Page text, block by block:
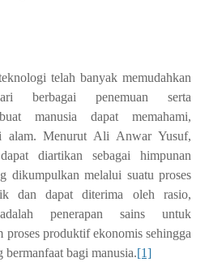
telah banyak memudahkan
berbagai penemuan serta
manusia dapat memahami,
alam. Menurut Ali Anwar Yusuf,
diartikan sebagai himpunan
dikumpulkan melalui suatu proses
dan dapat diterima oleh rasio,
penerapan sains untuk
proses produktif ekonomis sehingga
bermanfaat bagi manusia.[1]